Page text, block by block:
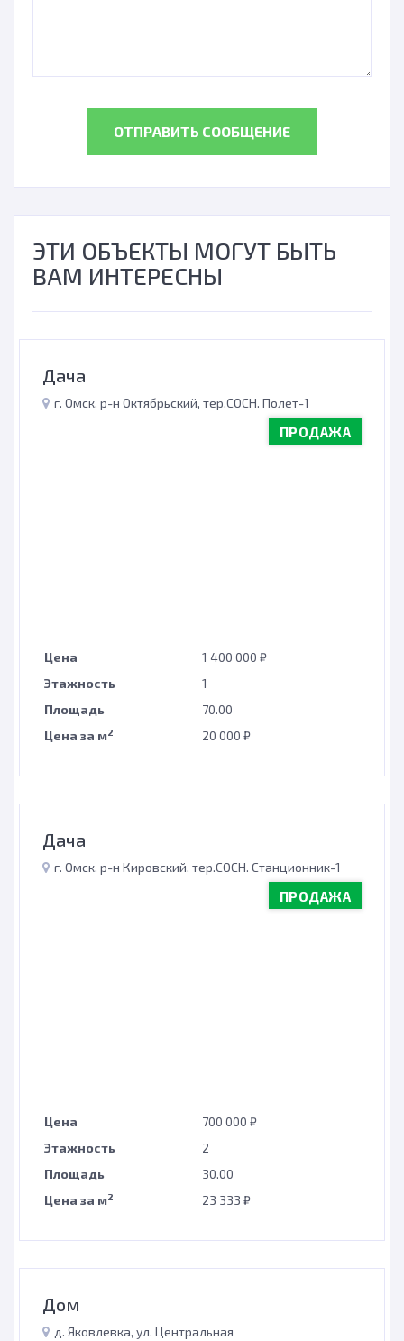
ОТПРАВИТЬ СООБЩЕНИЕ
ЭТИ ОБЪЕКТЫ МОГУТ БЫТЬ
ВАМ ИНТЕРЕСНЫ
Дача
г. Омск, р-н Октябрьский, тер.СОСН. Полет-1
ПРОДАЖА
Цена
1 400 000 ₽
Этажность
1
Площадь
70.00
Цена за м2 20 000 ₽
Дача
г. Омск, р-н Кировский, тер.СОСН. Станционник-1
ПРОДАЖА
Цена
700 000 ₽
Этажность
2
Площадь
30.00
Цена за м2 23 333 ₽
Дом
д. Яковлевка, ул. Центральная